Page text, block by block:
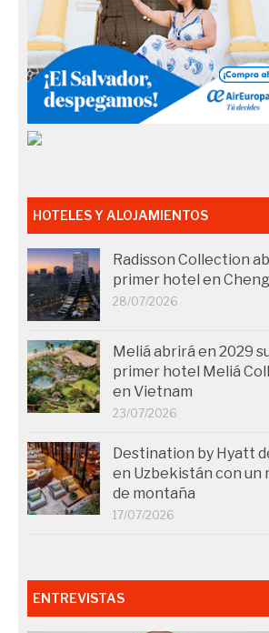
HOTELES Y ALOJAMIENTOS
Radisson Collection
primer hotel en
28/07/2026
Meliá abrirá en 2029
primer hotel Meliá
en Vietnam
23/07/2026
Destination by Hyatt
en Uzbekistán con un
de montaña
17/07/2026
ENTREVISTAS